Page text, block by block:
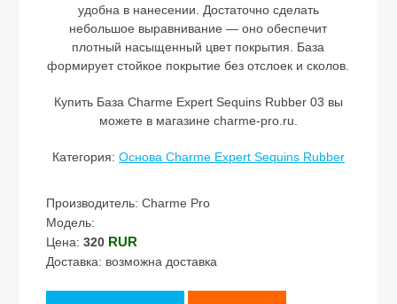
удобна в нанесении. Достаточно сделать
небольшое выравнивание — оно обеспечит
плотный насыщенный цвет покрытия. База
формирует стойкое покрытие без отслоек и сколов.
Купить База Charme Expert Sequins Rubber 03 вы
можете в магазине charme-pro.ru.
Категория: Основа Charme Expert Sequins Rubber
Производитель: Charme Pro
Модель:
Цена:320 RUR
Доставка: возможна доставка